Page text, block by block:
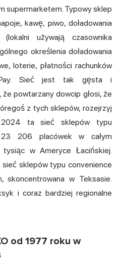
supermarketem. Typowy sklep
kawę, piwo, doładowania
używają czasownika
określenia doładowania
loterie, płatności rachunków
Sieć jest tak gęsta i
powtarzany dowcip głosi, że
z tych sklepów, rozejrzyj
ta sieć sklepów typu
23 206 placówek w całym
w Ameryce Łacińskiej.
sklepów typu convenience
skoncentrowana w Teksasie.
i coraz bardziej regionalne
od 1977 roku w